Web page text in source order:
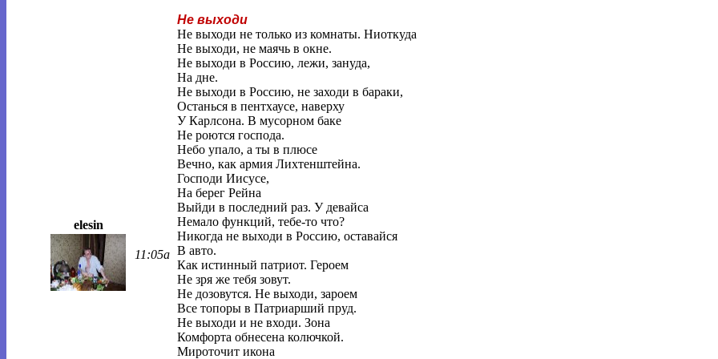
elesin
11:05a
Не выходи
Не выходи не только из комнаты. Ниоткуда
Не выходи, не маячь в окне.
Не выходи в Россию, лежи, зануда,
На дне.
Не выходи в Россию, не заходи в бараки,
Останься в пентхаусе, наверху
У Карлсона. В мусорном баке
Не роются господа.
Небо упало, а ты в плюсе
Вечно, как армия Лихтенштейна.
Господи Иисусе,
На берег Рейна
Выйди в последний раз. У девайса
Немало функций, тебе-то что?
Никогда не выходи в Россию, оставайся
В авто.
Как истинный патриот. Героем
Не зря же тебя зовут.
Не дозовутся. Не выходи, зароем
Все топоры в Патриарший пруд.
Не выходи и не входи. Зона
Комфорта обнесена колючкой.
Мироточит икона